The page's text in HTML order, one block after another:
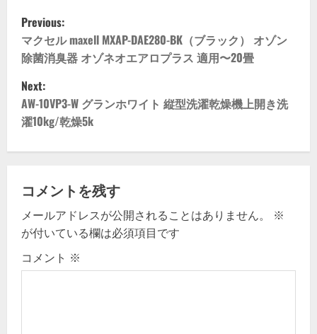
P
o
s
t
n
v
i
g
Previous:
マクセル maxell MXAP-DAE280-BK（ブラック） オゾン
除菌消臭器 オゾネオエアロプラス 適用〜20畳
Next:
AW-10VP3-W グランホワイト 縦型洗濯乾燥機上開き洗
濯10kg/乾燥5k
コメントを残す
メールアドレスが公開されることはありません。
※
が付いている欄は必須項目です
コメント ※